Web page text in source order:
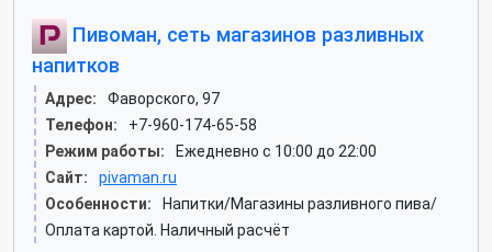
Пивоман, сеть магазинов разливных
напитков
Адрес:
Фаворского, 97
Телефон:
+7-960-174-65-58
Режим работы:
Ежедневно с 10:00 до 22:00
Сайт:
pivaman.ru
Особенности:
Напитки/Магазины разливного пива/
Оплата картой. Наличный расчёт